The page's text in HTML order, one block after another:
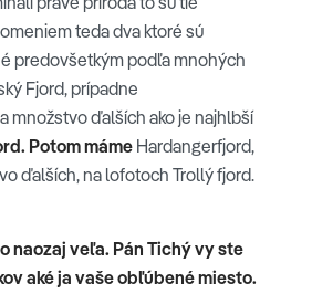
teda dva ktoré sú
predovšetkým podľa mnohých
Fjord, prípadne
množstvo ďalších ako je najhlbší
Potom mámeHardangerfjord,
ďalších, na lofotoch Trollý fjord.
naozaj veľa. Pán Tichý vy ste
aké ja vaše obľúbené miesto.